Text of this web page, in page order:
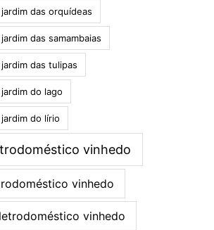
das orquídeas
das samambaias
das tulipas
do lago
do lírio
vinhedo
vinhedo
vinhedo